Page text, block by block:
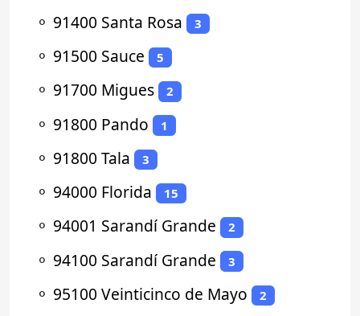
⚬ 91400 Santa Rosa 3
⚬ 91500 Sauce 5
⚬ 91700 Migues 2
⚬ 91800 Pando 1
⚬ 91800 Tala 3
⚬ 94000 Florida 15
⚬ 94001 Sarandí Grande 2
⚬ 94100 Sarandí Grande 3
⚬ 95100 Veinticinco de Mayo 2